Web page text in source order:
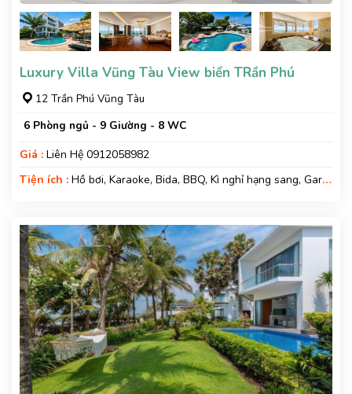
Luxury Villa Vũng Tàu View biển TRần Phú
12 Trần Phú Vũng Tàu
6 Phòng ngủ - 9 Giường - 8 WC
Giá : Liên Hệ 0912058982
Tiện ích : Hồ bơi, Karaoke, Bida, BBQ, Kì nghỉ hạng sang, Gara